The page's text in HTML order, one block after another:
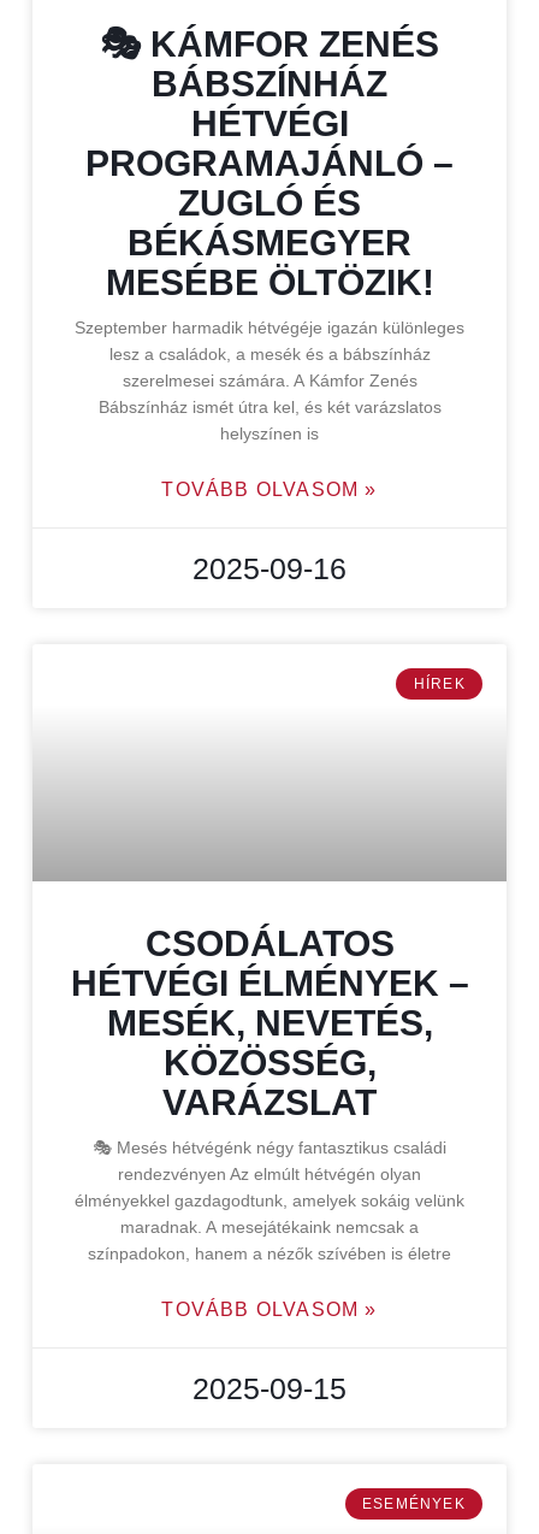
🎭 KÁMFOR ZENÉS
BÁBSZÍNHÁZ
HÉTVÉGI
PROGRAMAJÁNLÓ –
ZUGLÓ ÉS
BÉKÁSMEGYER
MESÉBE ÖLTÖZIK!
Szeptember harmadik hétvégéje igazán különleges
lesz a családok, a mesék és a bábszínház
szerelmesei számára. A Kámfor Zenés
Bábszínház ismét útra kel, és két varázslatos
helyszínen is
TOVÁBB OLVASOM »
2025-09-16
HÍREK
CSODÁLATOS
HÉTVÉGI ÉLMÉNYEK –
MESÉK, NEVETÉS,
KÖZÖSSÉG,
VARÁZSLAT
🎭 Mesés hétvégénk négy fantasztikus családi
rendezvényen Az elmúlt hétvégén olyan
élményekkel gazdagodtunk, amelyek sokáig velünk
maradnak. A mesejátékaink nemcsak a
színpadokon, hanem a nézők szívében is életre
TOVÁBB OLVASOM »
2025-09-15
ESEMÉNYEK